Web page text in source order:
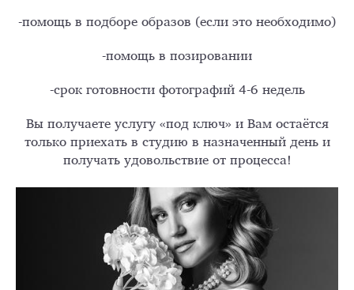
-помощь в подборе образов (если это необходимо)
-помощь в позировании
-срок готовности фотографий 4-6 недель
Вы получаете услугу «под ключ» и Вам остаётся
только приехать в студию в назначенный день и
получать удовольствие от процесса!